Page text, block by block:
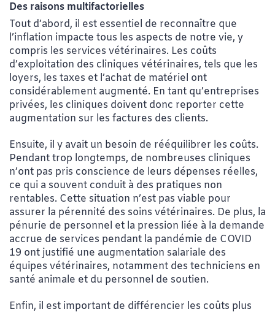
Des raisons multifactorielles
Tout d’abord, il est essentiel de reconnaître que
l’inflation impacte tous les aspects de notre vie, y
compris les services vétérinaires. Les coûts
d’exploitation des cliniques vétérinaires, tels que les
loyers, les taxes et l’achat de matériel ont
considérablement augmenté. En tant qu’entreprises
privées, les cliniques doivent donc reporter cette
augmentation sur les factures des clients.
Ensuite, il y avait un besoin de rééquilibrer les coûts.
Pendant trop longtemps, de nombreuses cliniques
n’ont pas pris conscience de leurs dépenses réelles,
ce qui a souvent conduit à des pratiques non
rentables. Cette situation n’est pas viable pour
assurer la pérennité des soins vétérinaires. De plus, la
pénurie de personnel et la pression liée à la demande
accrue de services pendant la pandémie de COVID
19 ont justifié une augmentation salariale des
équipes vétérinaires, notamment des techniciens en
santé animale et du personnel de soutien.
Enfin, il est important de différencier les coûts plus